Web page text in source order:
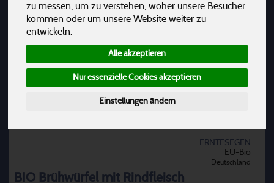
zu messen, um zu verstehen, woher unsere Besucher
kommen oder um unsere Website weiter zu
entwickeln.
Alle akzeptieren
Nur essenzielle Cookies akzeptieren
Einstellungen ändern
ERNTESEGEN
EU-Bio
Deutschland
BIO Brühwürfel mit Rindfleisch